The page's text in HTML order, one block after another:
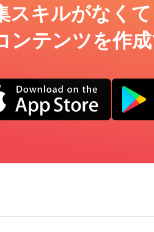
スキルがなく
ンテンツを作成